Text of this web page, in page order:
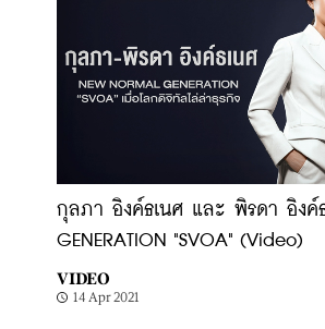
กุลภา อิงค์ธเนศ และ พิรดา อิงค์ธ
GENERATION "SVOA" (Video)
VIDEO
14 Apr 2021